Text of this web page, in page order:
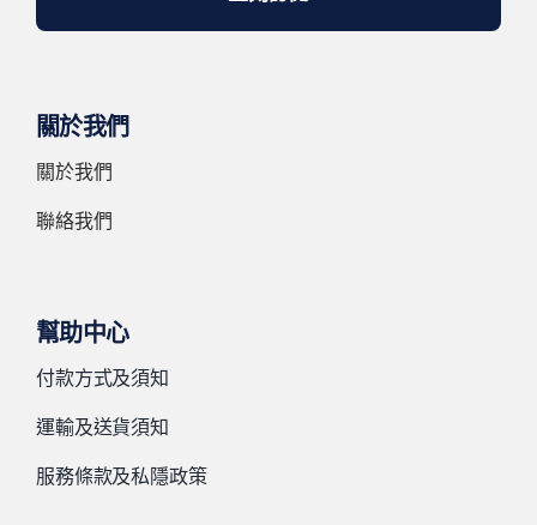
關於我們
關於我們
聯絡我們
幫助中心
付款方式及須知
運輸及送貨須知
服務條款及私隱政策